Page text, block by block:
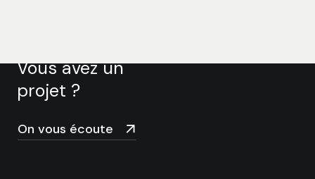
Vous avez un
projet ?
On vous écoute